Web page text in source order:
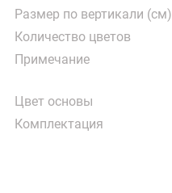
Размер по вертикали (см)
Количество цветов
Примечание
Цвет основы
Комплектация